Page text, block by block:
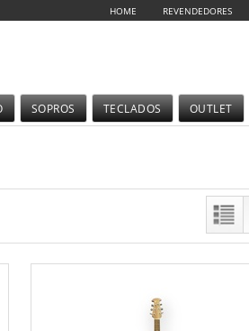
HOME REVENDEDORES
SOPROS TECLADOS OUTLET